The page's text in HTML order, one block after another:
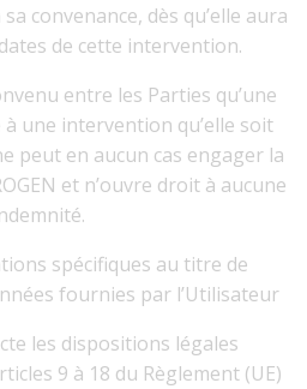
convenance, dès qu’elle aura
de cette intervention.
entre les Parties qu’une
une intervention qu’elle soit
peut en aucun cas engager la
et n’ouvre droit à aucune
spécifiques au titre de
fournies par l’Utilisateur
les dispositions légales
9 à 18 du Règlement (UE)